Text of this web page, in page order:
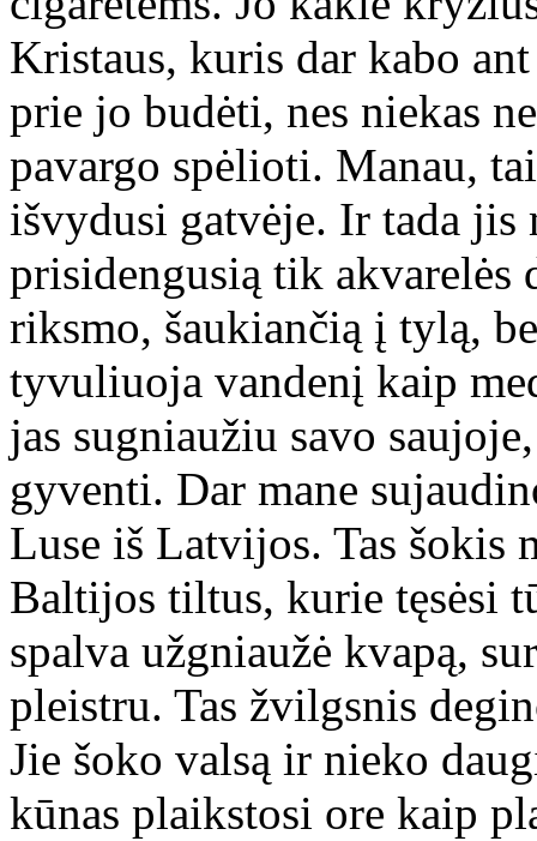
Kristaus, kuris dar kabo
prie jo budėti, nes niekas
pavargo spėlioti. Manau,
išvydusi gatvėje. Ir tada jis
prisidengusią tik akvarelės
riksmo, šaukiančią į tylą,
tyvuliuoja vandenį kaip
jas sugniaužiu savo
gyventi. Dar mane
Luse iš Latvijos. Tas šokis
Baltijos tiltus, kurie tęsėsi
spalva užgniaužė kvapą,
pleistru. Tas žvilgsnis
Jie šoko valsą ir nieko
kūnas plaikstosi ore kaip